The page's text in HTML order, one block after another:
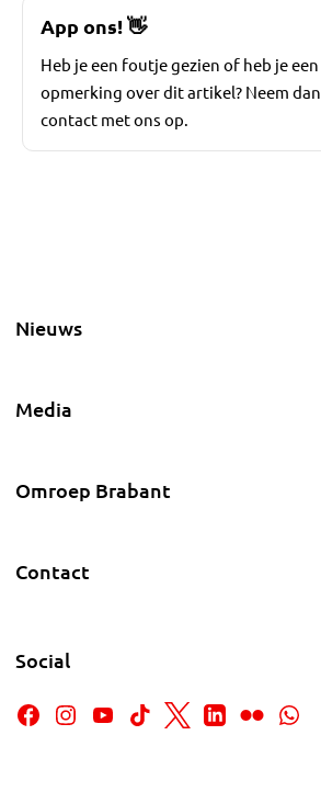
App ons!👋
Heb je een foutje gezien of heb je een
opmerking over dit artikel? Neem dan
contact met ons op.
Nieuws
Media
Omroep Brabant
Contact
Social